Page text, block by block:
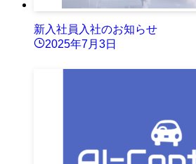
新入社員入社のお知らせ
2025年7月3日